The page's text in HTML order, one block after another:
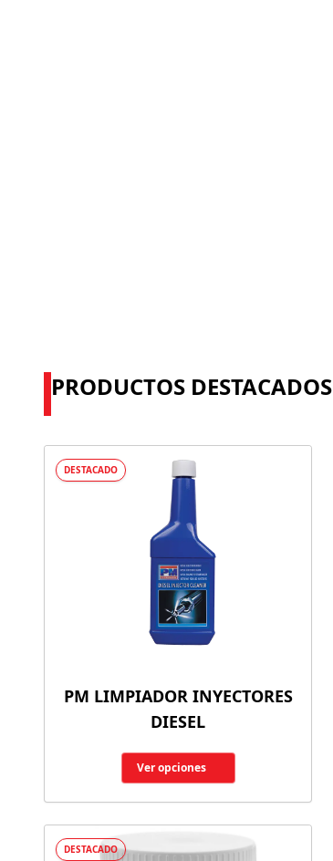
PRODUCTOS DESTACADOS
DESTACADO
PM LIMPIADOR INYECTORES
DIESEL
Ver opciones
DESTACADO